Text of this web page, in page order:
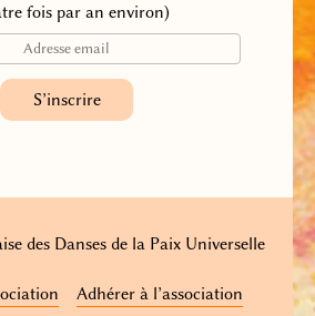
fois par an environ)
des Danses de la Paix Universelle
Adhérer à l’association